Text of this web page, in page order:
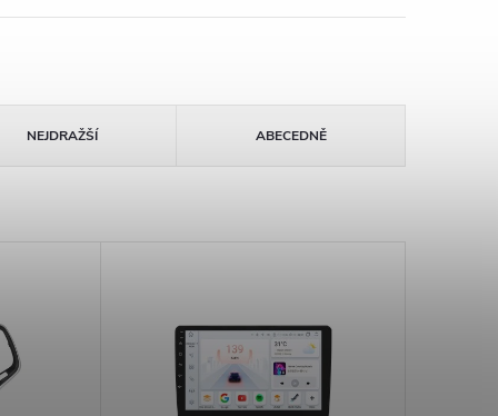
NEJDRAŽŠÍ ABECEDNĚ